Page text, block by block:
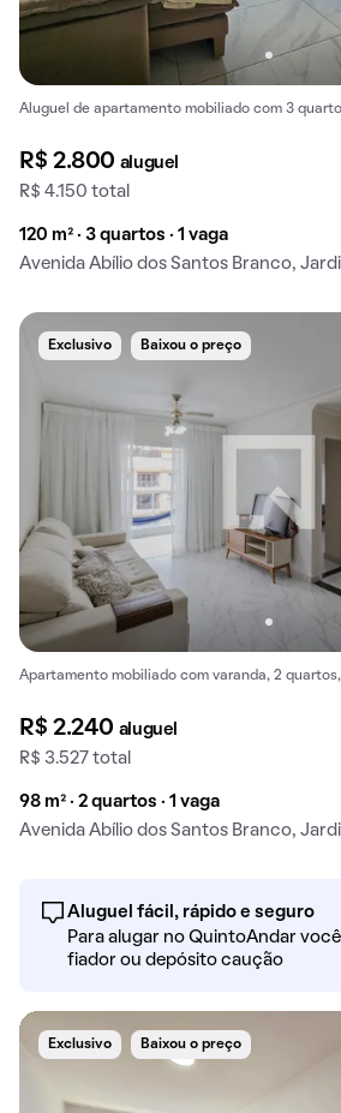
Aluguel de apartamento mobiliado com 3
R$ 2.800 aluguel
R$ 4.150 total
120 m² · 3 quartos · 1 vaga
Avenida Abílio dos Santos Branco,
Exclusivo Baixou o preço
Apartamento mobiliado com varanda, 2 quartos,
R$ 2.240 aluguel
R$ 3.527 total
98 m² · 2 quartos · 1 vaga
Avenida Abílio dos Santos Branco,
Aluguel fácil, rápido e seguro
Para alugar no QuintoAndar
fiador ou depósito caução
Exclusivo Baixou o preço